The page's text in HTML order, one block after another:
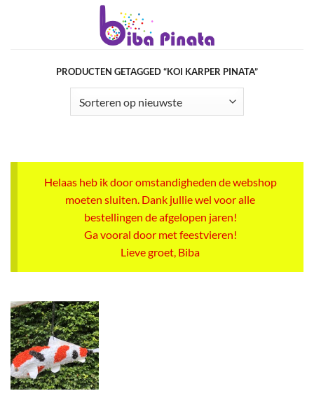
PRODUCTEN GETAGGED “KOI KARPER PINATA”
Helaas heb ik door omstandigheden de webshop
moeten sluiten. Dank jullie wel voor alle
bestellingen de afgelopen jaren!
Ga vooral door met feestvieren!
Lieve groet, Biba